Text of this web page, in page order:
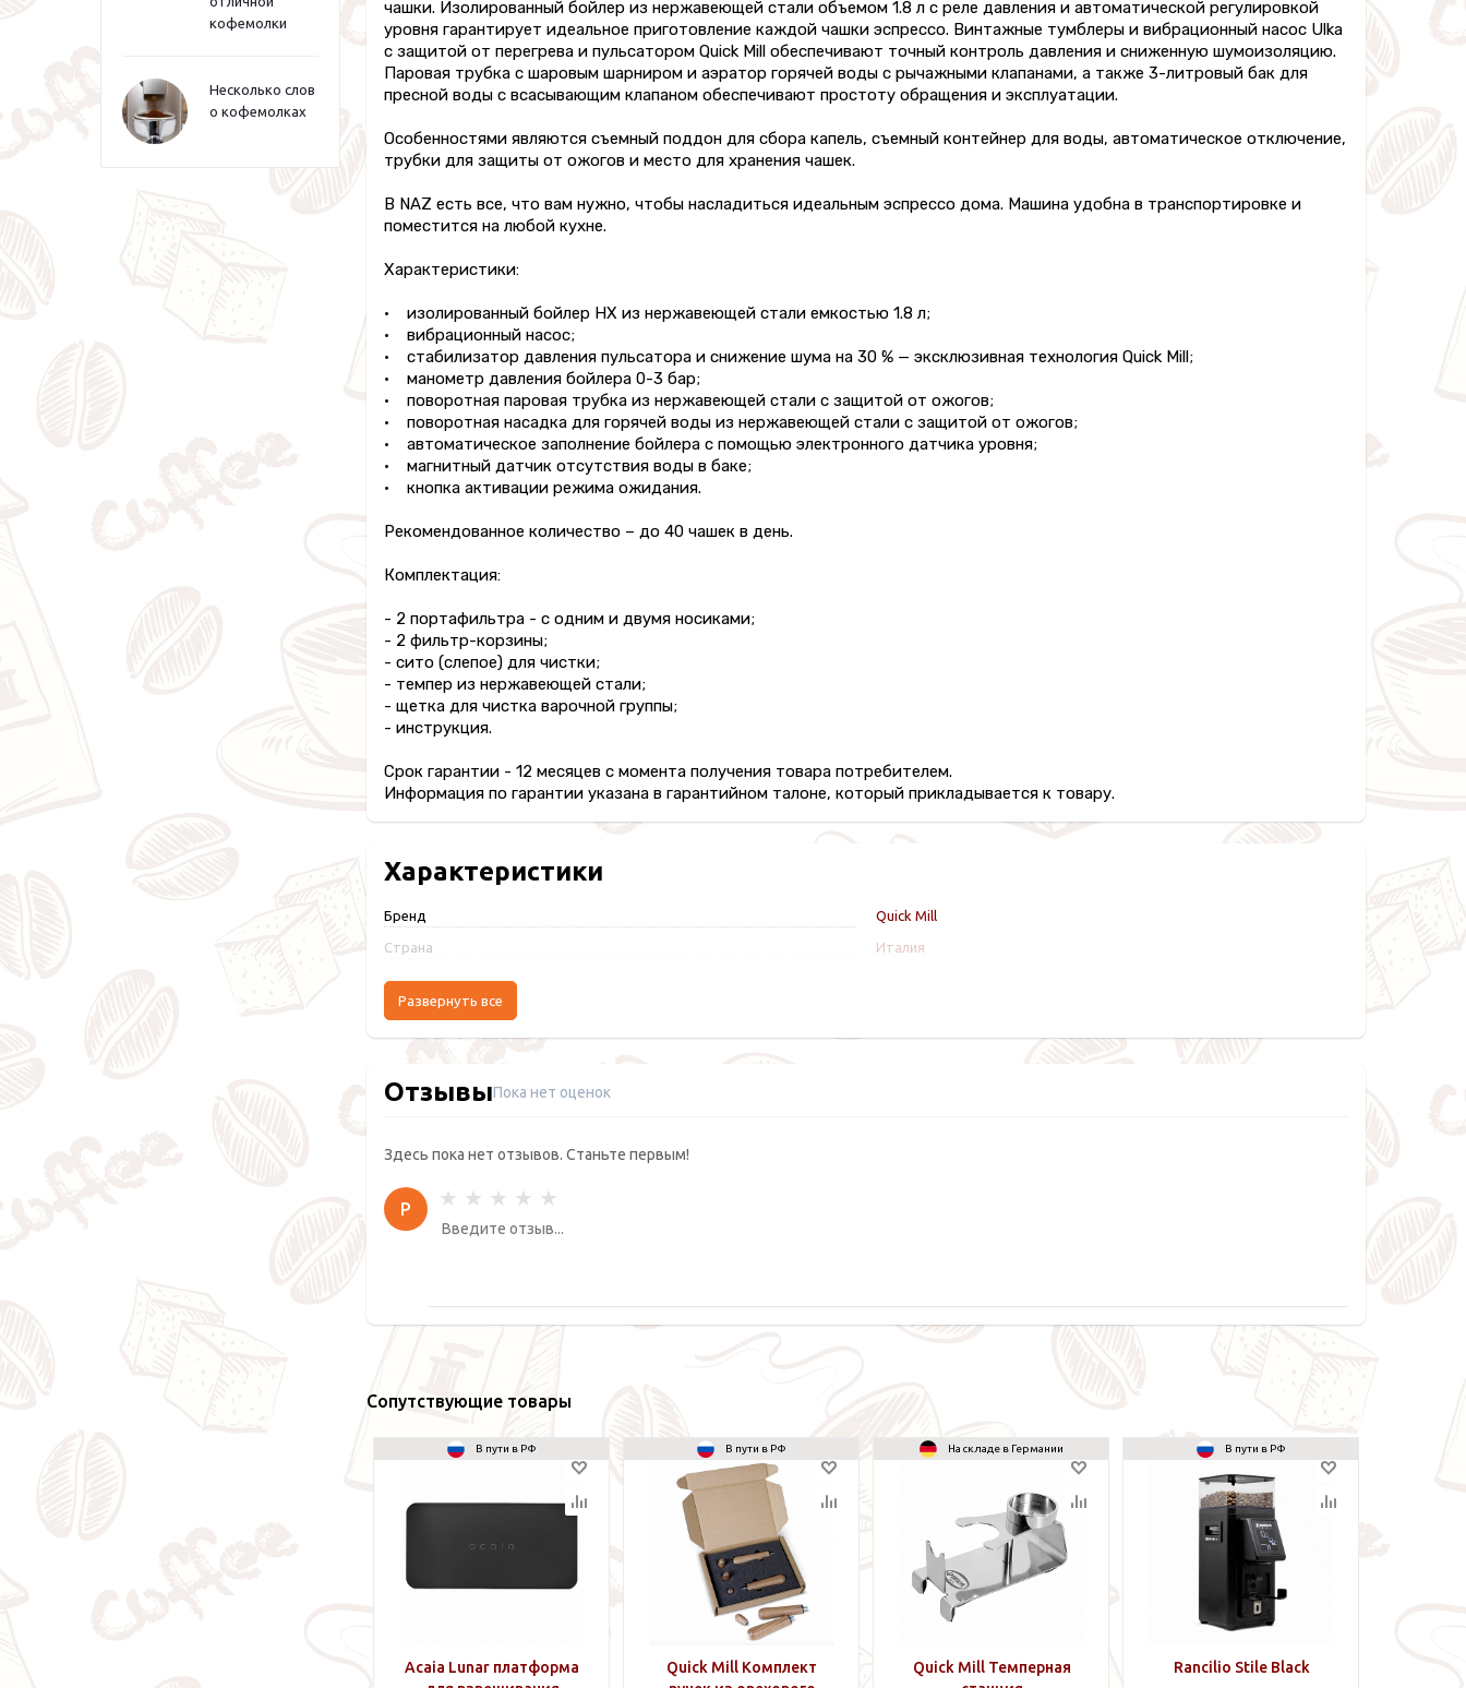
кофемолки
Несколько слов
о кофемолках
чашки. Изолированный бойлер из нержавеющей стали объемом 1.8 л с реле давления и автоматической регулировкой
уровня гарантирует идеальное приготовление каждой чашки эспрессо. Винтажные тумблеры и вибрационный насос Ulka
с защитой от перегрева и пульсатором Quick Mill обеспечивают точный контроль давления и сниженную шумоизоляцию.
Паровая трубка с шаровым шарниром и аэратор горячей воды с рычажными клапанами, а также 3-литровый бак для
пресной воды с всасывающим клапаном обеспечивают простоту обращения и эксплуатации.
Особенностями являются съемный поддон для сбора капель, съемный контейнер для воды, автоматическое отключение,
трубки для защиты от ожогов и место для хранения чашек.
В NAZ есть все, что вам нужно, чтобы насладиться идеальным эспрессо дома. Машина удобна в транспортировке и
поместится на любой кухне.
Характеристики:
• изолированный бойлер HX из нержавеющей стали емкостью 1.8 л;
• вибрационный насос;
• стабилизатор давления пульсатора и снижение шума на 30 % — эксклюзивная технология Quick Mill;
• манометр давления бойлера 0-3 бар;
• поворотная паровая трубка из нержавеющей стали с защитой от ожогов;
• поворотная насадка для горячей воды из нержавеющей стали с защитой от ожогов;
• автоматическое заполнение бойлера с помощью электронного датчика уровня;
• магнитный датчик отсутствия воды в баке;
• кнопка активации режима ожидания.
Рекомендованное количество – до 40 чашек в день.
Комплектация:
- 2 портафильтра - с одним и двумя носиками;
- 2 фильтр-корзины;
- сито (слепое) для чистки;
- темпер из нержавеющей стали;
- щетка для чистка варочной группы;
- инструкция.
Срок гарантии - 12 месяцев с момента получения товара потребителем.
Информация по гарантии указана в гарантийном талоне, который прикладывается к товару.
Характеристики
Бренд Quick Mill
Страна Италия
Развернуть все
ОтзывыПока нет оценок
Здесь пока нет отзывов. Станьте первым!
Р
Сопутствующие товары
В пути в РФ
Acaia Lunar платформа
В пути в РФ
Quick Mill Комплект
На складе в Германии
Quick Mill Темперная
В пути в РФ
Rancilio Stile Black